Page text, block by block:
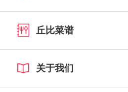
丘比菜谱
关于我们